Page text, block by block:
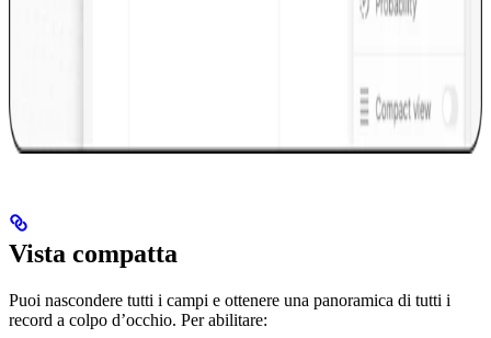
Vista compatta
Puoi nascondere tutti i campi e ottenere una panoramica di tutti i
record a colpo d’occhio. Per abilitare: